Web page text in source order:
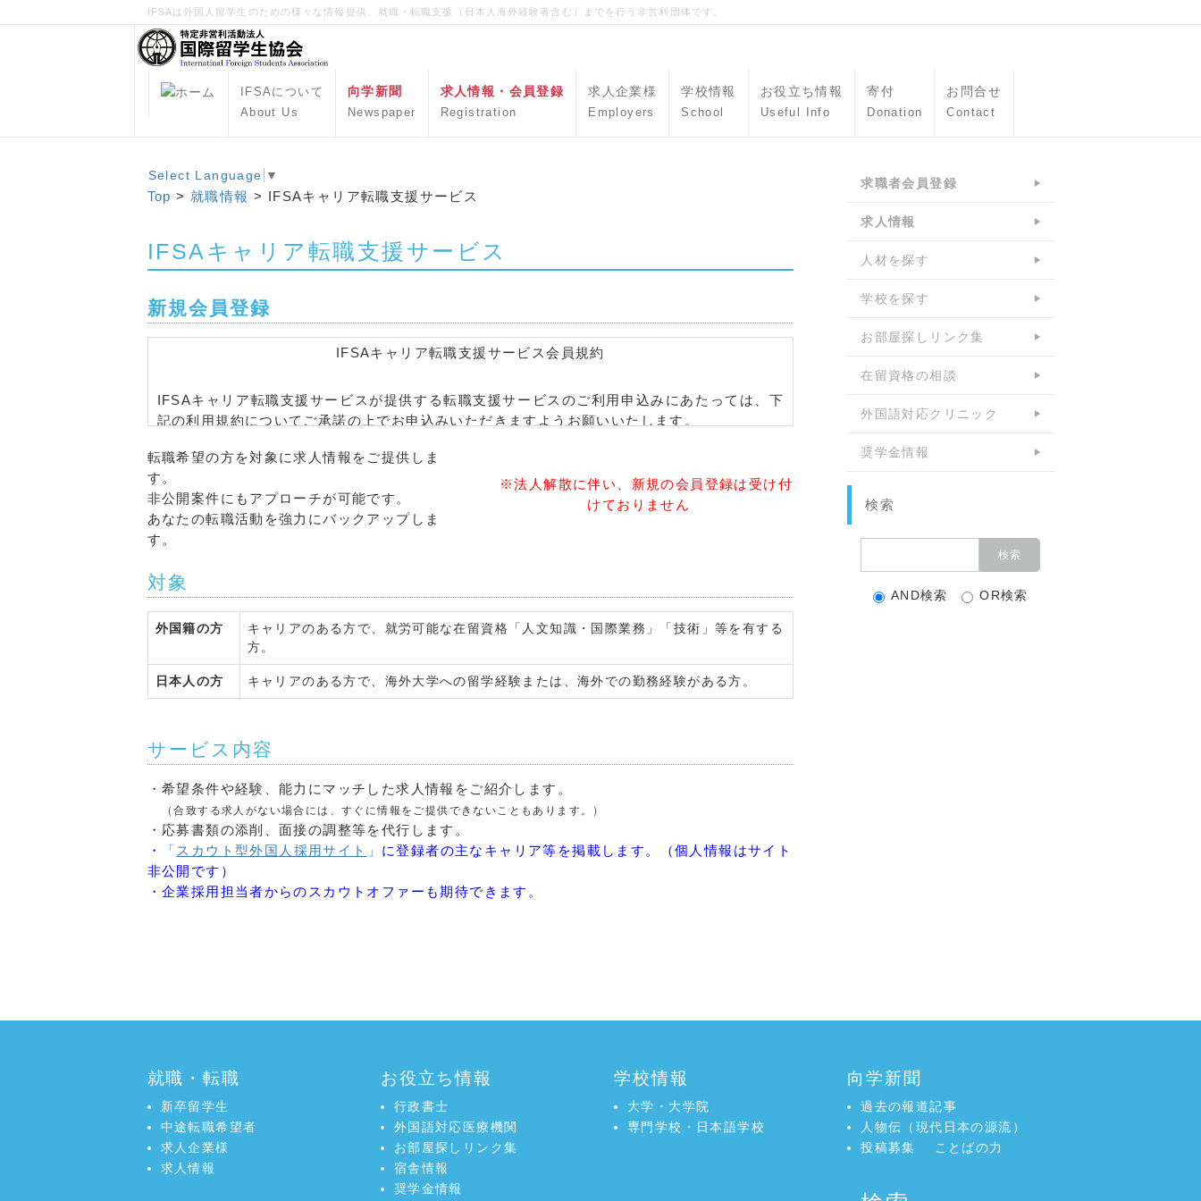
IFSAは外国人留学生のための様々な情報提供、就職・転職支援（日本人海外経験者含む）までを行う非営利団体です。
IFSAについて
About Us
向学新聞
Newspaper
求人情報・会員登録
Registration
求人企業様
Employers
学校情報
School
お役立ち情報
Useful Info
寄付
Donation
お問合せ
Contact
Select Language ▼
Top > 就職情報 > IFSAキャリア転職支援サービス
IFSAキャリア転職支援サービス
新規会員登録
IFSAキャリア転職支援サービス会員規約
IFSAキャリア転職支援サービスが提供する転職支援サービスのご利用申込みにあたっては、下
記の利用規約についてご承諾の上でお申込みいただきますようお願いいたします。
＜定義＞
本規約において使用される各用語の定義は、以下に定めるとおりとします。
（a） IFSAキャリア転職支援サービス
人情報の提供、応募手続きの代行などのサービスの総称をいいます。
（b）会員
IFSAキャリア転職支援サービスのご利用をお申込みいただき、IFSAキャリア転職支援サービス
がこれを承諾しサービスの提供を開始した方をいいます。
ものとします。
（a）会員から受領した求職票内容と求人条件との照合、ならびに照合結果に基づく求人情報の
提供
（b）応募手続きの代行（応募書類の添削）
（c）その他利用者の転職に有益と判断する一切のサービス
＜個人情報の取り扱い＞
＜個人情報の正確性＞
会員は、IFSAキャリア転職支援サービスおよび求人企業に対し、個人情報を不備・齟齬のない
よう正確に提供するものとし、個人情報の内容が正確かつ最新であることについては、会員が
責任を負うものとします。
転職希望の方を対象に求人情報をご提供しま
す。
非公開案件にもアプローチが可能です。
あなたの転職活動を強力にバックアップしま
す。
※法人解散に伴い、新規の会員登録は受け付
けておりません
対象
外国籍の方
キャリアのある方で、就労可能な在留資格「人文知識・国際業務」「技術」等を有する
方。
日本人の方 キャリアのある方で、海外大学への留学経験または、海外での勤務経験がある方。
サービス内容
・希望条件や経験、能力にマッチした求人情報をご紹介します。
（合致する求人がない場合には、すぐに情報をご提供できないこともあります。）
・応募書類の添削、面接の調整等を代行します。
・
「 スカウト型外国人採用サイト 」 に登録者の主なキャリア等を掲載します。（個人情報はサイト
非公開です）
・企業採用担当者からのスカウトオファーも期待できます。
求職者会員登録
求人情報
人材を探す
学校を探す
お部屋探しリンク集
在留資格の相談
外国語対応クリニック
奨学金情報
検索
AND検索 OR検索
就職・転職
新卒留学生
中途転職希望者
求人企業様
求人情報
お役立ち情報
行政書士
外国語対応医療機関
お部屋探しリンク集
宿舎情報
奨学金情報
学校情報
大学・大学院
専門学校・日本語学校
向学新聞
過去の報道記事
人物伝（現代日本の源流）
投稿募集
ことばの力